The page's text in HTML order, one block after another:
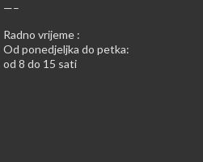
—–
Radno vrijeme :
Od ponedjeljka do petka:
od 8 do 15 sati